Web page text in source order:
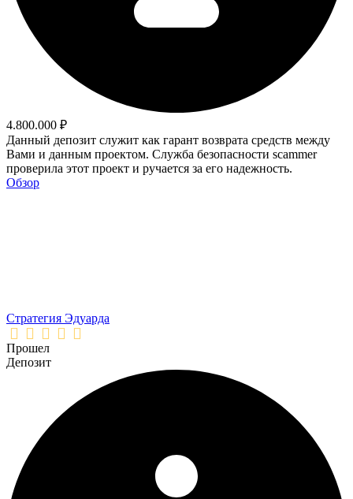
4.800.000 ₽
Данный депозит служит как гарант возврата средств между
Вами и данным проектом. Служба безопасности scammer
проверила этот проект и ручается за его надежность.
Обзор
Стратегия Эдуарда
Прошел
Депозит